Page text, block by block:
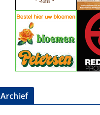
Archief